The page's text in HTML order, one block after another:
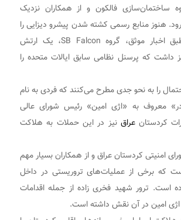
ساختمان‌سازی فالکون و از همکاران نزدیک
هنوز منابع رسمی کشته شدن پیشرو دیزایی را
تایید نکرده اند. طبق اخبار موثق، گروه SB Falcon، یک ارتش
که پرسنل نظامی سابق ایالات متحده را
را به نحو جدی مطرح می‌کنند که فردی به نام
معروف به «اژی امین» رئیس شورای عالی
کردستانعراق نیز در این حملات به هلاکت
امنیتی کردستان عراق و از همکاران بسیار مهم
که برخی از عملیات‌های تروریستی در داخل
است. ترور شهید فخری زاده از جمله اقدامات
امین در آن نقش داشته است.